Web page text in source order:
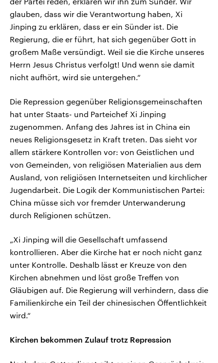
glauben, dass wir die Verantwortung haben, Xi
Jinping zu erklären, dass er ein Sünder ist. Die
Regierung, die er führt, hat sich gegenüber Gott in
großem Maße versündigt. Weil sie die Kirche unseres
Herrn Jesus Christus verfolgt! Und wenn sie damit
nicht aufhört, wird sie untergehen.“
Die Repression gegenüber Religionsgemeinschaften
hat unter Staats- und Parteichef Xi Jinping
zugenommen. Anfang des Jahres ist in China ein
neues Religionsgesetz in Kraft treten. Das sieht vor
allem stärkere Kontrollen vor: von Geistlichen und
von Gemeinden, von religiösen Materialien aus dem
Ausland, von religiösen Internetseiten und kirchlicher
Jugendarbeit. Die Logik der Kommunistischen Partei:
China müsse sich vor fremder Unterwanderung
durch Religionen schützen.
„Xi Jinping will die Gesellschaft umfassend
kontrollieren. Aber die Kirche hat er noch nicht ganz
unter Kontrolle. Deshalb lässt er Kreuze von den
Kirchen abnehmen und löst große Treffen von
Gläubigen auf. Die Regierung will verhindern, dass die
Familienkirche ein Teil der chinesischen Öffentlichkeit
wird.“
Kirchen bekommen Zulauf trotz Repression